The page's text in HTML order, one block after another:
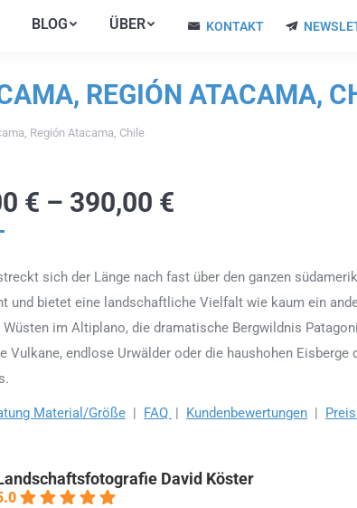
BLOG ÜBER KONTAKT
REGIÓN ATACAMA,
Región Atacama, Chile
€ – 390,00 €
sich der Länge nach fast über den ganzen
und bietet eine landschaftliche Vielfalt wie kaum ein
Wüsten im Altiplano, die dramatische Bergwildnis
Vulkane, endlose Urwälder oder die haushohen Eisberge
Material/Größe | FAQ | Kundenbewertungen |
David Köster
BLOG ÜBER KONTAKT